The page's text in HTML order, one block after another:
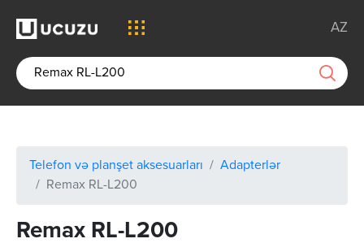
AZ
Telefon və planşet aksesuarları
Adapterlər
Remax RL-L200
Remax RL-L200